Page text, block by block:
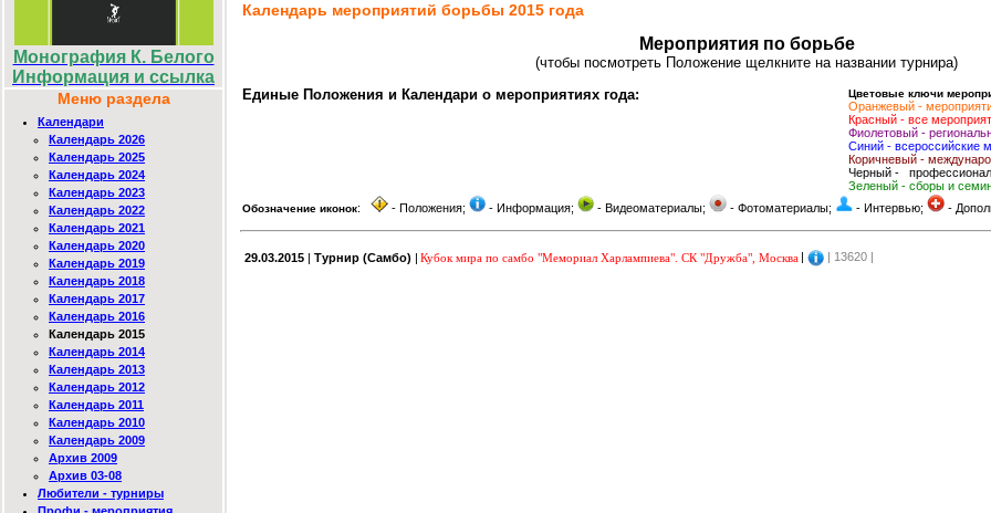
Монография К. Белого
Информация и ссылка
Меню раздела
Календари
Календарь 2026
Календарь 2025
Календарь 2024
Календарь 2023
Календарь 2022
Календарь 2021
Календарь 2020
Календарь 2019
Календарь 2018
Календарь 2017
Календарь 2016
Календарь 2015
Календарь 2014
Календарь 2013
Календарь 2012
Календарь 2011
Календарь 2010
Календарь 2009
Архив 2009
Архив 03-08
Любители - турниры
Календарь мероприятий борьбы 2015 года
Мероприятия по борьбе
(чтобы посмотреть Положение щелкните на названии турнира)
Единые Положения и Календари о мероприятиях года:
Цветовые ключи
Оранжевый -
Красный - все
Фиолетовый -
Синий - всероссийские
Коричневый -
Черный -
Зеленый - сборы и
Обозначение иконок: - Положения; - Информация; - Видеоматериалы; - Фотоматериалы; - Интервью; -
29.03.2015 | Турнир (Самбо) | Кубок мира по самбо "Мемориал Харлампиева". СК "Дружба", Москва | | 13620 |